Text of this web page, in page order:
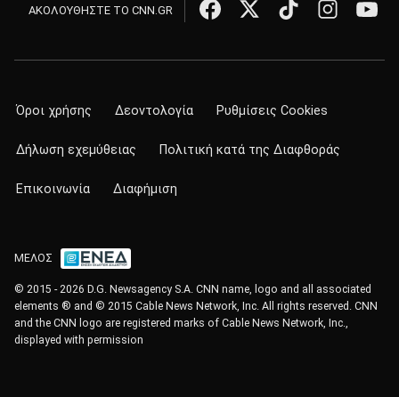
ΑΚΟΛΟΥΘΗΣΤΕ ΤΟ CNN.GR
Όροι χρήσης Δεοντολογία Ρυθμίσεις Cookies
Δήλωση εχεμύθειας Πολιτική κατά της Διαφθοράς
Επικοινωνία Διαφήμιση
ΜΕΛΟΣ
© 2015 - 2026 D.G. Newsagency S.A. CNN name, logo and all associated
elements ® and © 2015 Cable News Network, Inc. All rights reserved. CNN
and the CNN logo are registered marks of Cable News Network, Inc.,
displayed with permission